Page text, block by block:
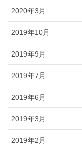
2020年3月
2019年10月
2019年9月
2019年7月
2019年6月
2019年3月
2019年2月